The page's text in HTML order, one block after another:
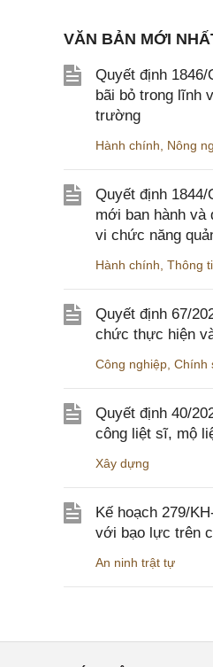
VĂN BẢN MỚI
Quyết định
bãi bỏ trong lĩnh
trường
Hành chính Nông
Quyết định
mới ban hành và
vi chức năng
Hành chính Thông
Quyết định 67/
chức thực hiện
Công nghiệp Chính
Quyết định 40/
công liệt sĩ, mộ
Xây dựng
Kế hoạch 279/
với bạo lực trên
An ninh trật tự